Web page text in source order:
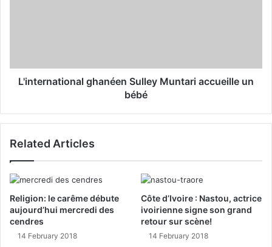
L'international ghanéen Sulley Muntari accueille un
bébé
Related Articles
Religion: le carême débute
aujourd’hui mercredi des
cendres
14 February 2018
Côte d’Ivoire : Nastou, actrice
ivoirienne signe son grand
retour sur scène!
14 February 2018